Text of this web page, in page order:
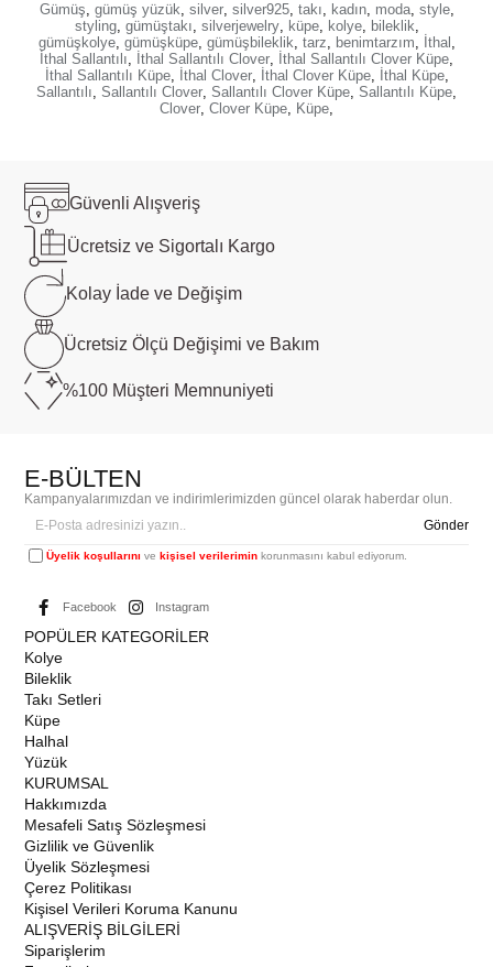
Gümüş, gümüş yüzük, silver, silver925, takı, kadın, moda, style,
styling, gümüştakı, silverjewelry, küpe, kolye, bileklik,
gümüşkolye, gümüşküpe, gümüşbileklik, tarz, benimtarzım, İthal ,
İthal Sallantılı, İthal Sallantılı Clover, İthal Sallantılı Clover Küpe,
İthal Sallantılı Küpe, İthal Clover, İthal Clover Küpe, İthal Küpe,
Sallantılı, Sallantılı Clover, Sallantılı Clover Küpe, Sallantılı Küpe,
Clover, Clover Küpe, Küpe,
Güvenli Alışveriş
Ücretsiz ve Sigortalı Kargo
Kolay İade ve Değişim
Ücretsiz Ölçü Değişimi ve Bakım
%100 Müşteri Memnuniyeti
E-BÜLTEN
Kampanyalarımızdan ve indirimlerimizden güncel olarak haberdar olun.
Gönder
Üyelik koşullarını vekişisel verilerimin korunmasını kabul ediyorum.
Facebook Instagram
POPÜLER KATEGORİLER
Kolye
Bileklik
Takı Setleri
Küpe
Halhal
Yüzük
KURUMSAL
Hakkımızda
Mesafeli Satış Sözleşmesi
Gizlilik ve Güvenlik
Üyelik Sözleşmesi
Çerez Politikası
Kişisel Verileri Koruma Kanunu
ALIŞVERİŞ BİLGİLERİ
Siparişlerim